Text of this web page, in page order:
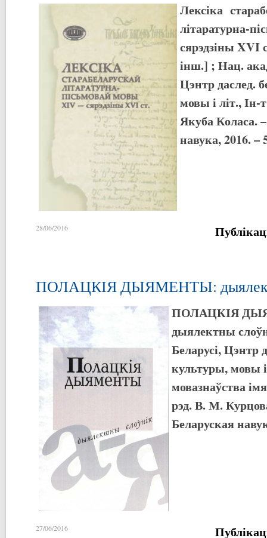
Лексіка
літаратурна-
сярэдзіны XVI
інш.] ; Нац.
Цэнтр даслед.
мовы і літ., Ін-
Якуба Коласа.
навука, 2016. –
28/06/2016
ПОЛАЦКІЯ ДЫЯМЕНТЫ:
ПОЛАЦКІЯ
дыялектны
Беларусі, Цэнтр
культуры, мовы i
мовазнаўства
рэд. В. М.
Беларуская
27/06/2016